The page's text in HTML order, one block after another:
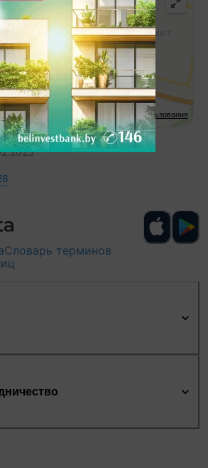
Условия использования
API Карт
Словарь терминов